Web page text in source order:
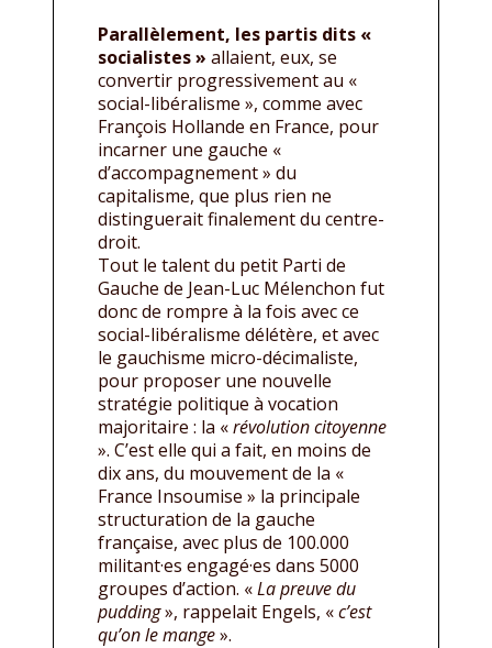
Parallèlement, les partis dits «
socialistes » allaient, eux, se
convertir progressivement au «
social-libéralisme », comme avec
François Hollande en France, pour
incarner une gauche «
d’accompagnement » du
capitalisme, que plus rien ne
distinguerait finalement du centre-
droit.
Tout le talent du petit Parti de
Gauche de Jean-Luc Mélenchon fut
donc de rompre à la fois avec ce
social-libéralisme délétère, et avec
le gauchisme micro-décimaliste,
pour proposer une nouvelle
stratégie politique à vocation
majoritaire : la «révolution citoyenne
». C’est elle qui a fait, en moins de
dix ans, du mouvement de la «
France Insoumise » la principale
structuration de la gauche
française, avec plus de 100.000
militant·es engagé·es dans 5000
groupes d’action. «La preuve du
pudding», rappelait Engels, «c’est
qu’on le mange».